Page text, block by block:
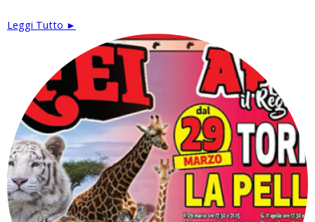
Leggi Tutto ►